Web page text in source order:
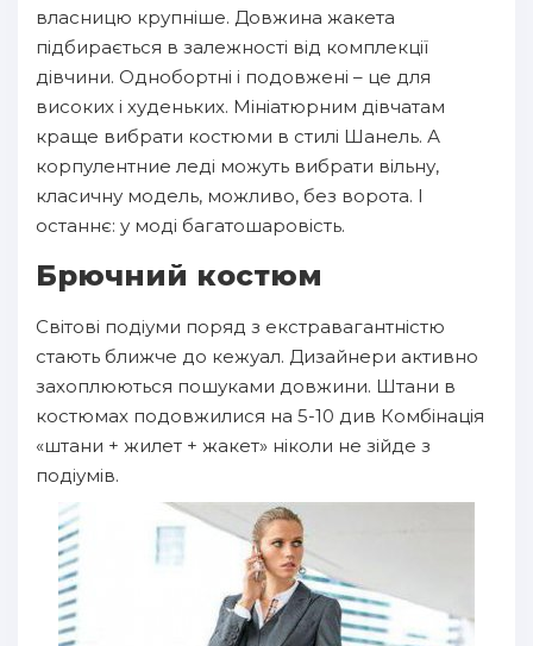
власницю крупніше. Довжина жакета
підбирається в залежності від комплекції
дівчини. Однобортні і подовжені – це для
високих і худеньких. Мініатюрним дівчатам
краще вибрати костюми в стилі Шанель. А
корпулентние леді можуть вибрати вільну,
класичну модель, можливо, без ворота. І
останнє: у моді багатошаровість.
Брючний костюм
Світові подіуми поряд з екстравагантністю
стають ближче до кежуал. Дизайнери активно
захоплюються пошуками довжини. Штани в
костюмах подовжилися на 5-10 див Комбінація
«штани + жилет + жакет» ніколи не зійде з
подіумів.